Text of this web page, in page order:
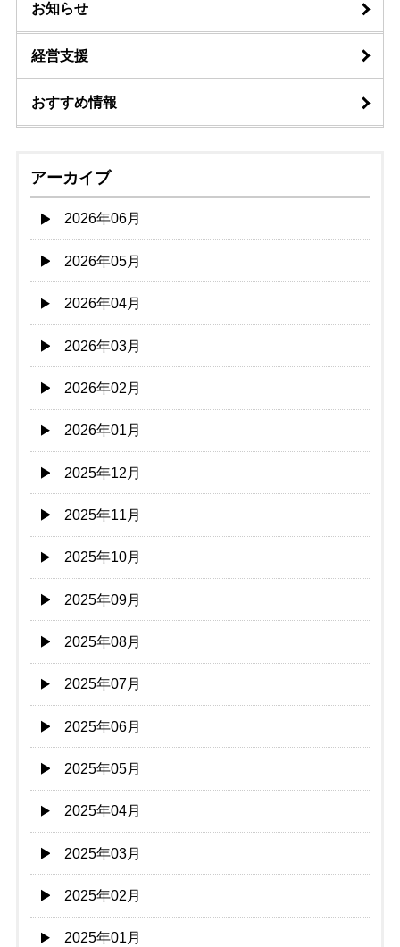
お知らせ
経営支援
おすすめ情報
アーカイブ
2026年06月
2026年05月
2026年04月
2026年03月
2026年02月
2026年01月
2025年12月
2025年11月
2025年10月
2025年09月
2025年08月
2025年07月
2025年06月
2025年05月
2025年04月
2025年03月
2025年02月
2025年01月